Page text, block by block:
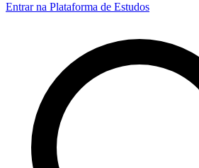
Entrar na Plataforma de Estudos